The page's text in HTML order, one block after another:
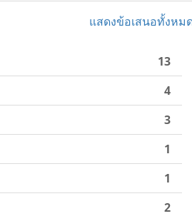
แสดงข้อเสนอทั้งหม
13
4
3
1
1
2